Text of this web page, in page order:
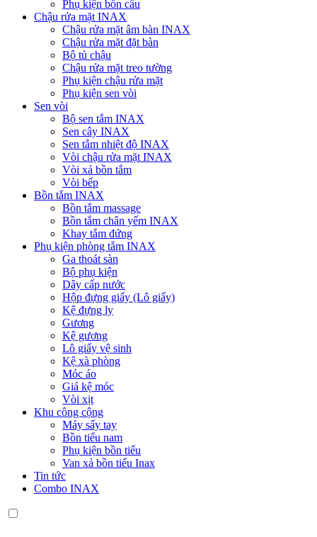
Phụ kiện bồn cầu
Chậu rửa mặt INAX
Chậu rửa mặt âm bàn INAX
Chậu rửa mặt đặt bàn
Bộ tủ chậu
Chậu rửa mặt treo tường
Phụ kiện chậu rửa mặt
Phụ kiện sen vòi
Sen vòi
Bộ sen tắm INAX
Sen cây INAX
Sen tắm nhiệt độ INAX
Vòi chậu rửa mặt INAX
Vòi xả bồn tắm
Vòi bếp
Bồn tắm INAX
Bồn tắm massage
Bồn tắm chân yếm INAX
Khay tắm đứng
Phụ kiện phòng tắm INAX
Ga thoát sàn
Bộ phụ kiện
Dây cấp nước
Hộp đựng giấy (Lô giấy)
Kệ đựng ly
Gương
Kệ gương
Lô giấy vệ sinh
Kệ xà phòng
Móc áo
Giá kệ móc
Vòi xịt
Khu công cộng
Máy sấy tay
Bồn tiểu nam
Phụ kiện bồn tiểu
Van xả bồn tiểu Inax
Tin tức
Combo INAX